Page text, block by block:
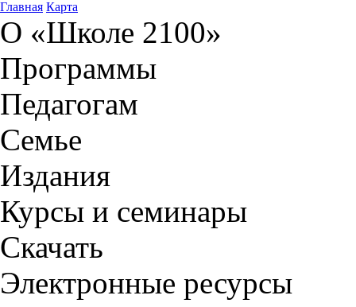
Главная Карта
О «Школе 2100»
Программы
Педагогам
Семье
Издания
Курсы и семинары
Скачать
Электронные ресурсы